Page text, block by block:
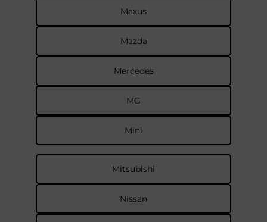
Maxus
Mazda
Mercedes
MG
Mini
Mitsubishi
Nissan